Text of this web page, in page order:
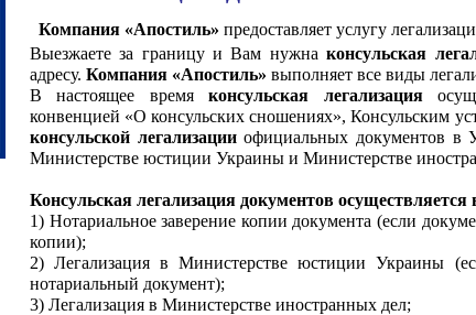
Компания «Апостиль» предоставляет услугу
Выезжаете за границу и Вам нужнаконсульская
адресу. Компания «Апостиль» выполняет все виды
В настоящее времяконсульская легализация
конвенцией «О консульских сношениях», Консульским
консульской легализацииофициальных документов в
Министерстве юстиции Украины и Министерстве
Консульская легализация документов осуществляется
1) Нотариальное заверение копии документа (если
копии);
2) Легализация в Министерстве юстиции Украины
нотариальный документ);
3) Легализация в Министерстве иностранных дел;